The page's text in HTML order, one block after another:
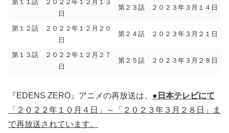
第１１話 ２０２２年１２月１３
日
第２３話 ２０２３年３月１４日
第１２話 ２０２２年１２月２０
日
第２４話 ２０２３年３月２１日
第１３話 ２０２２年１２月２７
日
第２５話 ２０２３年３月２８日
『EDENS ZERO』アニメの再放送は、 ●日本テレビにて
「２０２２年１０月４日」～「２０２３年３月２８日」ま
で再放送されています。